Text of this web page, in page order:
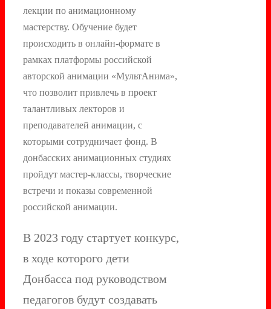
лекции по анимационному
мастерству. Обучение будет
происходить в онлайн-формате в
рамках платформы российской
авторской анимации «МультАнима»,
что позволит привлечь в проект
талантливых лекторов и
преподавателей анимации, с
которыми сотрудничает фонд. В
донбасских анимационных студиях
пройдут мастер-классы, творческие
встречи и показы современной
российской анимации.
В 2023 году стартует конкурс,
в ходе которого дети
Донбасса под руководством
педагогов будут создавать